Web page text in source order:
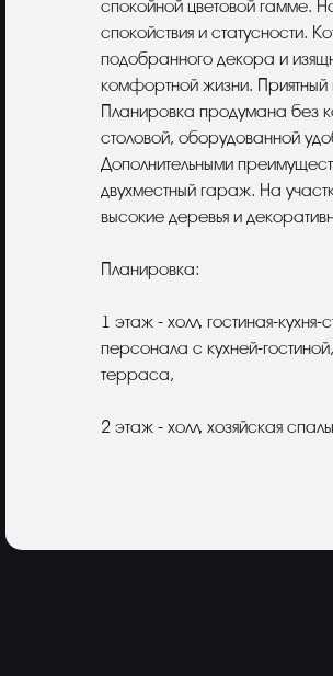
спокойной цветовой гамме.
спокойствия и статусности.
подобранного декора и
комфортной жизни. Приятный
Планировка продумана без
столовой, оборудованной
Дополнительными
двухместный гараж. На
высокие деревья и
Планировка:
1 этаж - холл, гостиная-
персонала с кухней-
терраса,
2 этаж - холл, хозяйская